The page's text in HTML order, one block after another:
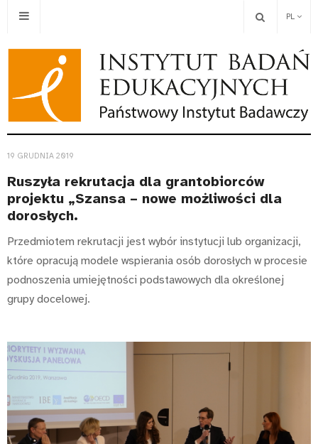
PL
19 GRUDNIA 2019
Ruszyła rekrutacja dla grantobiorców
projektu „Szansa – nowe możliwości dla
dorosłych.
Przedmiotem rekrutacji jest wybór instytucji lub organizacji,
które opracują modele wspierania osób dorosłych w procesie
podnoszenia umiejętności podstawowych dla określonej
grupy docelowej.